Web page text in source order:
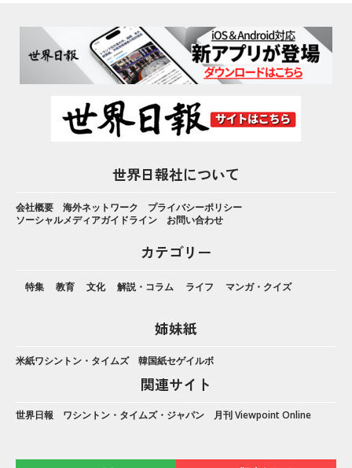
世界日報社について
会社概要 海外ネットワーク
プライバシーポリシー
ソーシャルメディアガイドライン
お問い合わせ
カテゴリー
特集 教育 文化 解説・コラム ライフ マンガ・クイズ
姉妹紙
米紙ワシントン・タイムズ 韓国紙セゲイルボ
関連サイト
世界日報 ワシントン・タイムズ・ジャパン 月刊 Viewpoint Online